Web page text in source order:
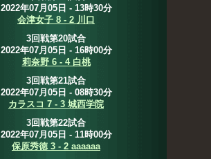
2022年07月05日 - 13時30分
会津女子 8 - 2 川口
3回戦第20試合
2022年07月05日 - 16時00分
莉奈野 6 - 4 白桃
3回戦第21試合
2022年07月05日 - 08時30分
カラスコ 7 - 3 城西学院
3回戦第22試合
2022年07月05日 - 11時00分
保原秀徳 3 - 2 aaaaaa